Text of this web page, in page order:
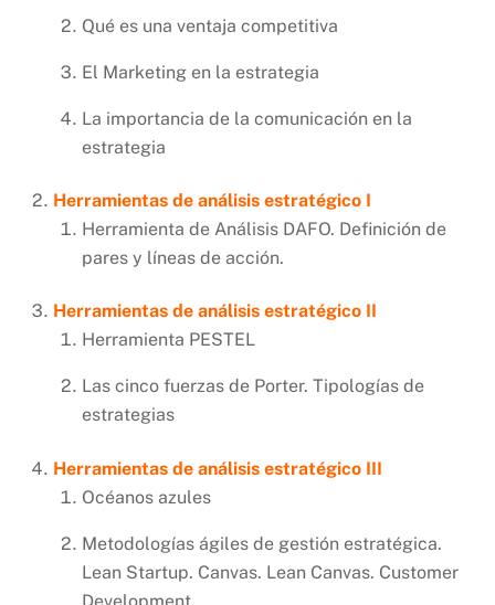
Qué es una ventaja competitiva
El Marketing en la estrategia
La importancia de la comunicación en la
estrategia
Herramientas de análisis estratégico I
Herramienta de Análisis DAFO. Definición de
pares y líneas de acción.
Herramientas de análisis estratégico II
Herramienta PESTEL
Las cinco fuerzas de Porter. Tipologías de
estrategias
Herramientas de análisis estratégico III
Océanos azules
Metodologías ágiles de gestión estratégica.
Lean Startup. Canvas. Lean Canvas. Customer
Development.